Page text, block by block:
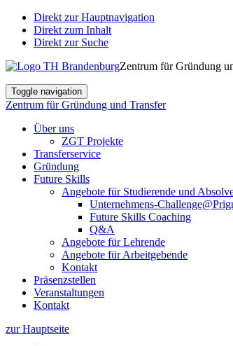
Direkt zur Hauptnavigation
Direkt zum Inhalt
Direkt zur Suche
Zentrum für Gründung
Toggle navigation
Zentrum für Gründung und Transfer
Über uns
ZGT Projekte
Transferservice
Gründung
Future Skills
Angebote für Studierende und
Unternehmens-
Future Skills Coaching
Q&A
Angebote für Lehrende
Angebote für Arbeitgebende
Kontakt
Präsenzstellen
Veranstaltungen
Kontakt
zur Hauptseite